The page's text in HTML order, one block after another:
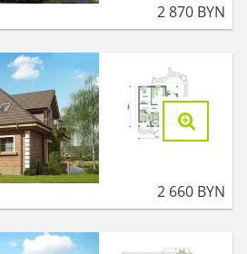
2 870 BYN
2 660 BYN